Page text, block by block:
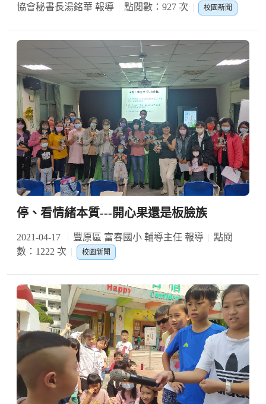
協會秘書長湯銘華 報導
點閱數：927 次 校園新聞
停、看情緒本質---開心果還是板臉族
2021-04-17 豐原區 富春國小 輔導主任 報導
點閱
數：1222 次
校園新聞